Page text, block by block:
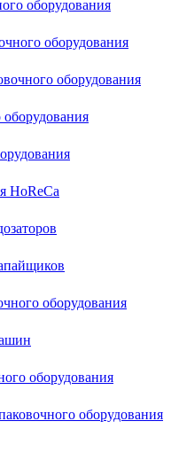
оборудования
оборудования
оборудования
HoReCa
оборудования
оборудования
оборудования